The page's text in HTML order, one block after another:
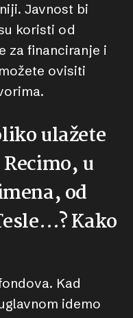
Javnost bi
koristi od
za financiranje i
ovisiti
ulažete
u
od
Kako
Kad
idemo